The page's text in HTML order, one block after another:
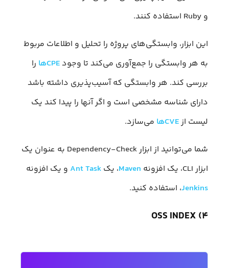
و Ruby استفاده کنند.
این ابزار، وابستگی‌های پروژه را تحلیل و اطلاعات مربوط
به هر وابستگی را جمع‌آوری می‌کند تا وجود CPEها
را
بررسی کند. هر وابستگی که آسیب‌پذیری داشته باشد
دارای شناسه مشخصی است و اگر آنها را پیدا کند یک
لیست ازCVEها می‌سازد.
شما می‌توانید از ابزار Dependency-Check به عنوان یک
ابزار CLI، یک افزونه
Maven، یک Ant Task و یک افزونه
Jenkins، استفاده کنید.
۴) OSS INDEX